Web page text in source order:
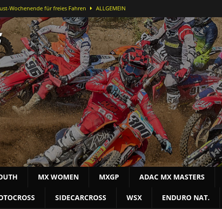
Wochenende für freies Fahren ALLGEMEIN
Suzuki bei der DMX Open in Bielstein MOTOCROSS NAT
DM-Lauf in Bielstein für Alex Massury MX NEWS
Längenfelder stürmt in Lommel aufs Podest MOTOCROSS INT
Meisterschaft MOTOCROSS NAT
MX WOMEN MXGP ADAC MX MASTERS
SIDECARCROSS WSX ENDURO NAT.